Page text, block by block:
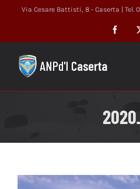
Via Cesare Battisti, 8 - Caserta | Tel.
Ingrandisci